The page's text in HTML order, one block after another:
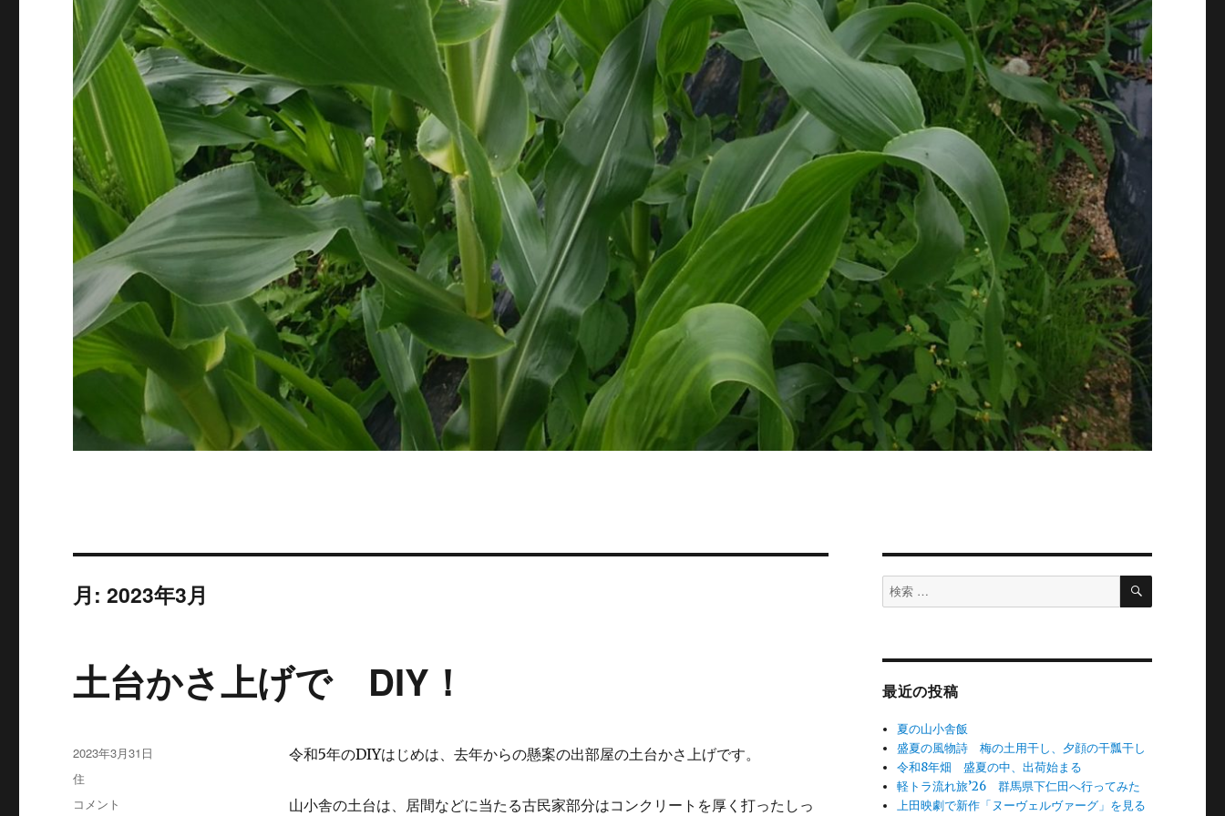
月:2023年3月
土台かさ上げで DIY！
令和5年のDIYはじめは、去年からの懸案の出部屋の土台かさ上げです。
山小舎の土台は、居間などに当たる古民家部分はコンクリートを厚く打ったしっ
投
稿
2023年3月31日
カ
テ
住
土
コメント
検
索
検
最近の投稿
夏の山小舎飯
盛夏の風物詩 梅の土用干し、夕顔の干瓢干し
令和8年畑 盛夏の中、出荷始まる
軽トラ流れ旅’26 群馬県下仁田へ行ってみた
上田映劇で新作「ヌーヴェルヴァーグ」を見る